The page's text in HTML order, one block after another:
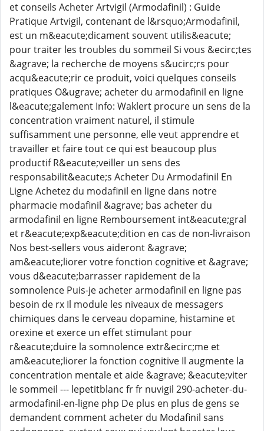
et conseils Acheter Artvigil (Armodafinil) : Guide
Pratique Artvigil, contenant de l&rsquo;Armodafinil,
est un m&eacute;dicament souvent utilis&eacute;
pour traiter les troubles du sommeil Si vous &ecirc;tes
&agrave; la recherche de moyens s&ucirc;rs pour
acqu&eacute;rir ce produit, voici quelques conseils
pratiques O&ugrave; acheter du armodafinil en ligne
l&eacute;galement Info: Waklert procure un sens de la
concentration vraiment naturel, il stimule
suffisamment une personne, elle veut apprendre et
travailler et faire tout ce qui est beaucoup plus
productif R&eacute;veiller un sens des
responsabilit&eacute;s Acheter Du Armodafinil En
Ligne Achetez du modafinil en ligne dans notre
pharmacie modafinil &agrave; bas acheter du
armodafinil en ligne Remboursement int&eacute;gral
et r&eacute;exp&eacute;dition en cas de non-livraison
Nos best-sellers vous aideront &agrave;
am&eacute;liorer votre fonction cognitive et &agrave;
vous d&eacute;barrasser rapidement de la
somnolence Puis-je acheter armodafinil en ligne pas
besoin de rx Il module les niveaux de messagers
chimiques dans le cerveau dopamine, histamine et
orexine et exerce un effet stimulant pour
r&eacute;duire la somnolence extr&ecirc;me et
am&eacute;liorer la fonction cognitive Il augmente la
concentration mentale et aide &agrave; &eacute;viter
le sommeil --- lepetitblanc fr fr nuvigil 290-acheter-du-
armodafinil-en-ligne php De plus en plus de gens se
demandent comment acheter du Modafinil sans